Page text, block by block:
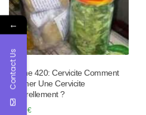
Tisane 420: Cervicite Comment
Soigner Une Cervicite
Naturellement ?
40.00€
←
Contact Us